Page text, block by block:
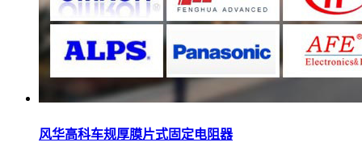
风华高科车规厚膜片式固定电阻器